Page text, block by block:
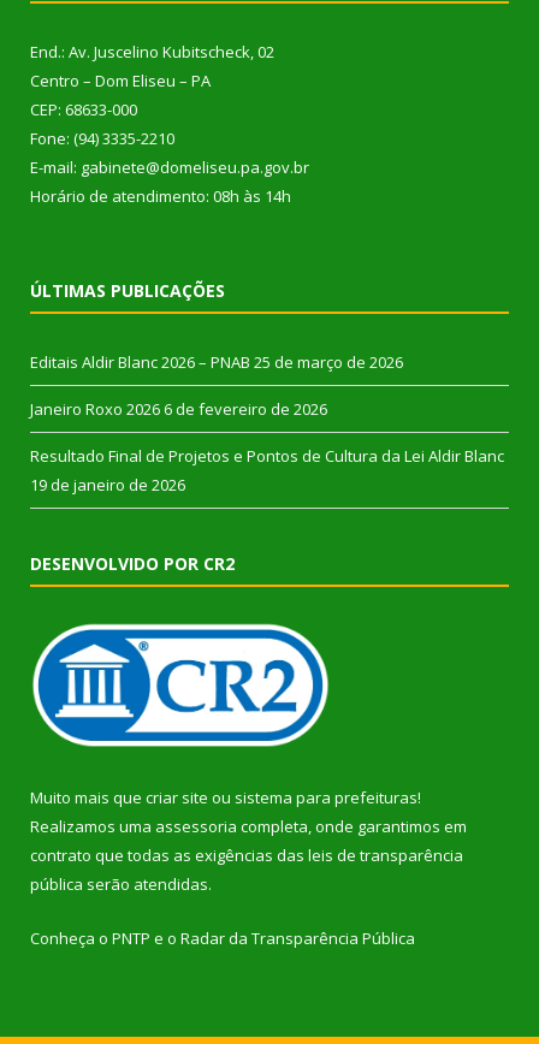
End.: Av. Juscelino Kubitscheck, 02
Centro – Dom Eliseu – PA
CEP: 68633-000
Fone: (94) 3335-2210
E-mail: gabinete@domeliseu.pa.gov.br
Horário de atendimento: 08h às 14h
ÚLTIMAS PUBLICAÇÕES
Editais Aldir Blanc 2026 – PNAB 25 de março de 2026
Janeiro Roxo 2026 6 de fevereiro de 2026
Resultado Final de Projetos e Pontos de Cultura da Lei Aldir Blanc
19 de janeiro de 2026
DESENVOLVIDO POR CR2
Muito mais que criar site ou sistema para prefeituras!
Realizamos uma assessoria completa, onde garantimos em
contrato que todas as exigências das leis de transparência
pública serão atendidas.
Conheça o PNTP e o Radar da Transparência Pública